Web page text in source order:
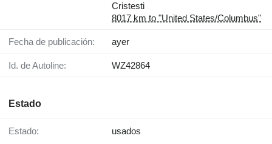
Cristesti
8017 km to "United States/Columbus"
Fecha de publicación: ayer
Id. de Autoline: WZ42864
Estado
Estado: usados